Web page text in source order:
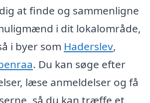
at finde og sammenligne
i dit lokalområde,
i byer som Haderslev,
. Du kan søge efter
læse anmeldelser og få
så du kan træffe et